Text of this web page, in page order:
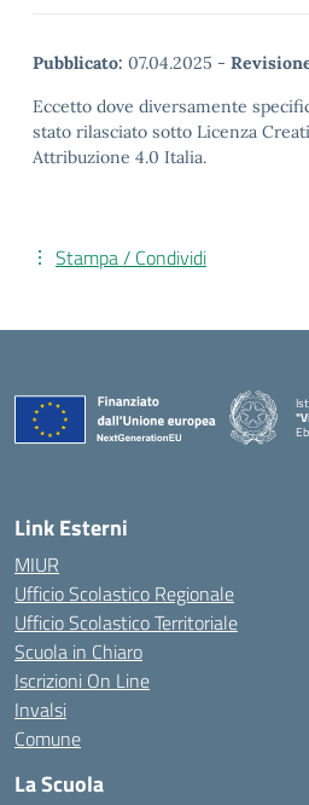
Pubblicato: 07.04.2025 -
Eccetto dove diversamente
stato rilasciato sotto Licenza
Attribuzione 4.0 Italia.
Stampa / Condividi
Link Esterni
MIUR
Ufficio Scolastico Regionale
Ufficio Scolastico Territoriale
Scuola in Chiaro
Iscrizioni On Line
Invalsi
Comune
La Scuola